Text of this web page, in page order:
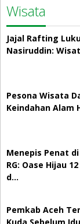
Wisata
Jajal Rafting
Nasiruddin:
Pesona Wisata
Keindahan Alam
Menepis Penat
RG: Oase Hijau
d…
Pemkab Aceh
Kuda Sebelum